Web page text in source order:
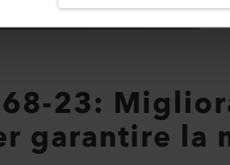
23:
garantire la